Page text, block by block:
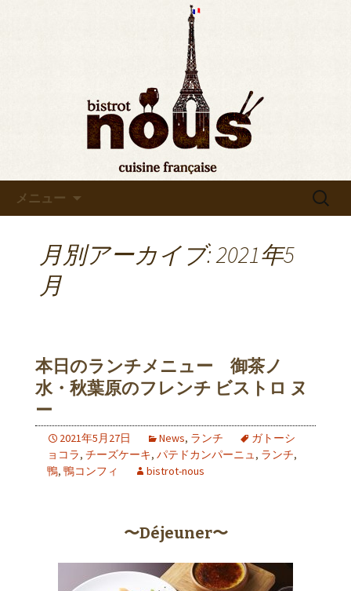
◆東京・秋葉原◆ビストロヌ
ー“bistrot nous”よりお知らせ
東京・秋葉原のビストロヌー“bistrot
nous”の最新情報をお知らせします。フ
レンチが美味しい当店の新メニューや
おすすめワインの入荷情報、メディア
情報などさまざまなお知らせをします
ので、ぜひご覧ください。
メニュー
検
月別アーカイブ: 2021年5
月
本日のランチメニュー 御茶ノ
水・秋葉原のフレンチ ビストロ ヌ
ー
2021年5月27日 News, ランチ
ガトーシ
ョコラ, チーズケーキ, パテドカンパーニュ, ランチ,
鴨, 鴨コンフィ bistrot-nous
〜Déjeuner〜